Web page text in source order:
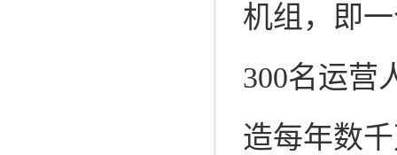
机组，即
300名运营
造每年数